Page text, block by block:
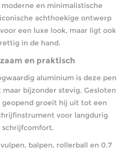
moderne en minimalistische
achthoekige ontwerp
een luxe look, maar ligt ook
in de hand.
en praktisch
aluminium is deze pen
bijzonder stevig. Gesloten
geopend groeit hij uit tot een
voor langdurig
schrijfcomfort.
balpen, rollerball en 0.7